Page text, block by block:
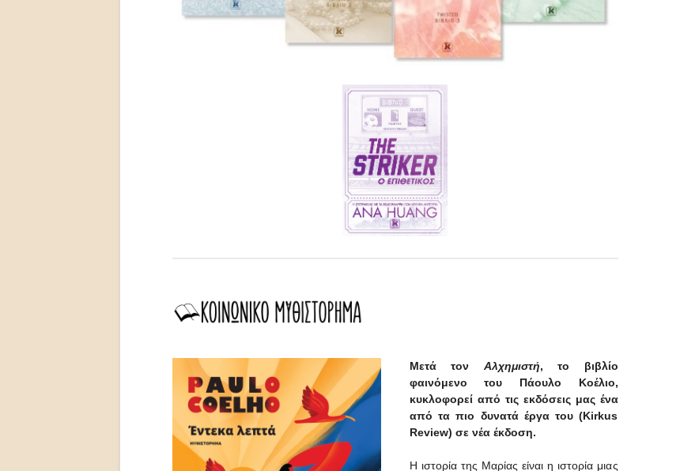
Μετά τον Αλχημιστή, το βιβλίο
φαινόμενο του Πάουλο Κοέλιο,
κυκλοφορεί από τις εκδόσεις μας ένα
από τα πιο δυνατά έργα του (Kirkus
Review) σε νέα έκδοση.
Η ιστορία της Μαρίας είναι η ιστορία μιας